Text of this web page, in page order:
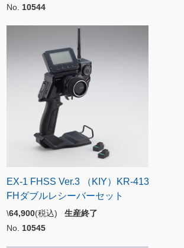
No. 10544
EX-1 FHSS Ver.3 （KIY）KR-413
FHダブルレシーバーセット
\64,900(税込) 生産終了
No. 10545